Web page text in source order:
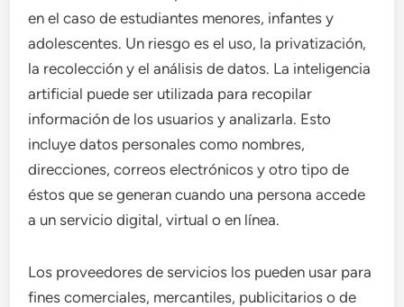
en el caso de estudiantes menores, infantes y
adolescentes. Un riesgo es el uso, la privatización,
la recolección y el análisis de datos. La inteligencia
artificial puede ser utilizada para recopilar
información de los usuarios y analizarla. Esto
incluye datos personales como nombres,
direcciones, correos electrónicos y otro tipo de
éstos que se generan cuando una persona accede
a un servicio digital, virtual o en línea.
Los proveedores de servicios los pueden usar para
fines comerciales, mercantiles, publicitarios o de